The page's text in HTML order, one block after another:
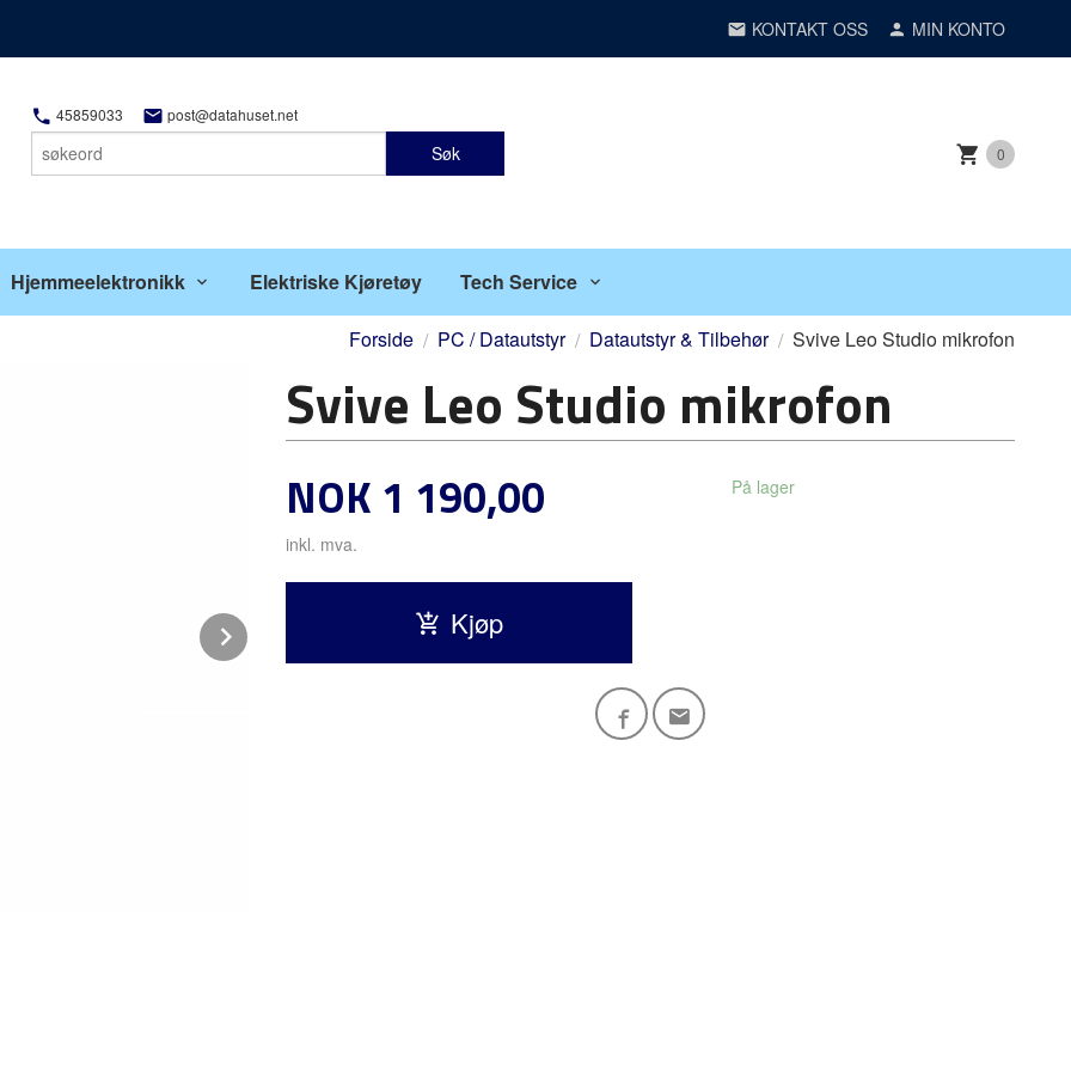
KONTAKT OSS MIN KONTO
45859033 post@datahuset.net
Søk 0
Hjemmeelektronikk Elektriske Kjøretøy Tech Service
Forside PC / Datautstyr Datautstyr & Tilbehør Svive Leo Studio mikrofon
Svive Leo Studio mikrofon
Pris
NOK 1 190,00
inkl. mva.
På lager
Kjøp